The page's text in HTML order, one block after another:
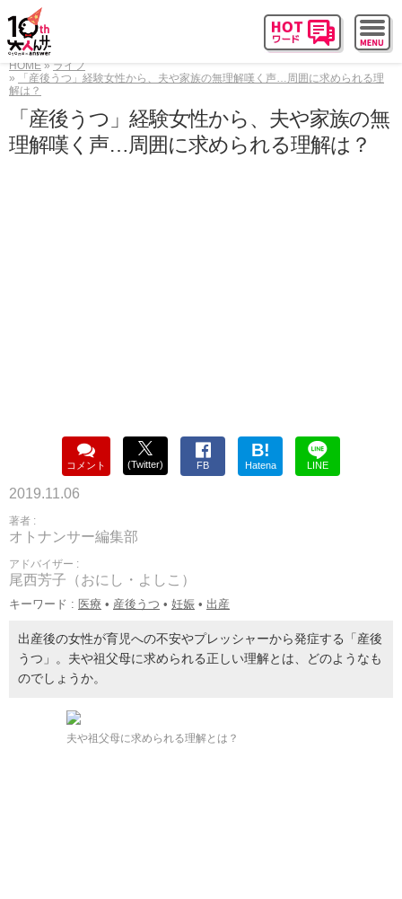
HOME
ライフ
「産後うつ」経験女性から、夫や家族の無理解嘆く声…周囲に求められる理
解は？
「産後うつ」経験女性から、夫や家族の無
理解嘆く声…周囲に求められる理解は？
コメント (Twitter) FB
B!
Hatena LINE
2019.11.06
著者 :
オトナンサー編集部
アドバイザー :
尾西芳子（おにし・よしこ）
キーワード : 医療 • 産後うつ • 妊娠 • 出産
出産後の女性が育児への不安やプレッシャーから発症する「産後
うつ」。夫や祖父母に求められる正しい理解とは、どのようなも
のでしょうか。
夫や祖父母に求められる理解とは？